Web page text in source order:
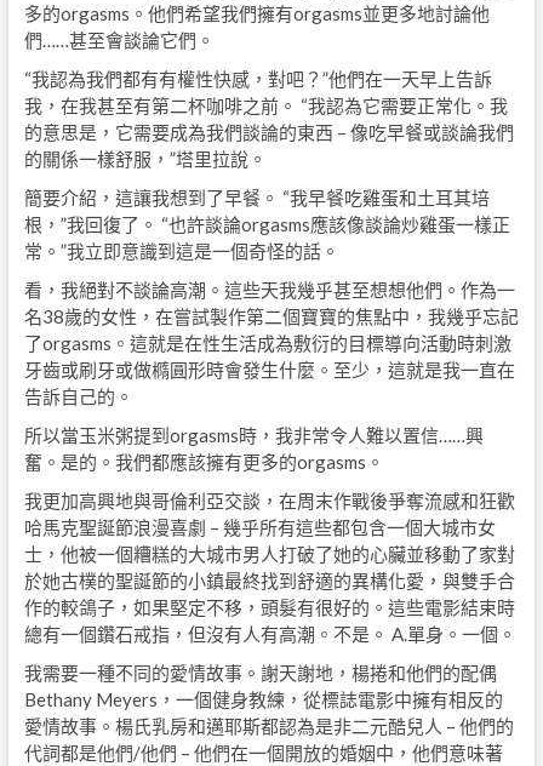
多的orgasms。他們希望我們擁有orgasms並更多地討論他
們……甚至會談論它們。
“我認為我們都有有權性快感，對吧？”他們在一天早上告訴
我，在我甚至有第二杯咖啡之前。 “我認為它需要正常化。我
的意思是，它需要成為我們談論的東西 – 像吃早餐或談論我們
的關係一樣舒服，”塔里拉說。
簡要介紹，這讓我想到了早餐。 “我早餐吃雞蛋和土耳其培
根，”我回復了。 “也許談論orgasms應該像談論炒雞蛋一樣正
常。”我立即意識到這是一個奇怪的話。
看，我絕對不談論高潮。這些天我幾乎甚至想想他們。作為一
名38歲的女性，在嘗試製作第二個寶寶的焦點中，我幾乎忘記
了orgasms。這就是在性生活成為敷衍的目標導向活動時刺激
牙齒或刷牙或做橢圓形時會發生什麼。至少，這就是我一直在
告訴自己的。
所以當玉米粥提到orgasms時，我非常令人難以置信……興
奮。是的。我們都應該擁有更多的orgasms。
我更加高興地與哥倫利亞交談，在周末作戰後爭奪流感和狂歡
哈馬克聖誕節浪漫喜劇 – 幾乎所有這些都包含一個大城市女
士，他被一個糟糕的大城市男人打破了她的心臟並移動了家對
於她古樸的聖誕節的小鎮最終找到舒適的異構化愛，與雙手合
作的較鴿子，如果堅定不移，頭髮有很好的。這些電影結束時
總有一個鑽石戒指，但沒有人有高潮。不是。 A.單身。一個。
我需要一種不同的愛情故事。謝天謝地，楊捲和他們的配偶
Bethany Meyers，一個健身教練，從標誌電影中擁有相反的
愛情故事。楊氏乳房和邁耶斯都認為是非二元酷兒人 – 他們的
代詞都是他們/他們 – 他們在一個開放的婚姻中，他們意味著